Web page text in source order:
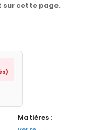
sur cette page.
Matières :